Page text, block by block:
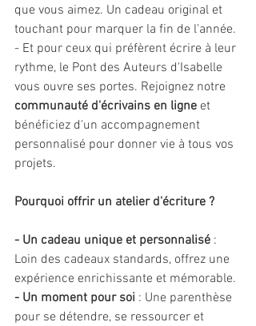
que vous aimez. Un cadeau original et
touchant pour marquer la fin de l'année.
- Et pour ceux qui préfèrent écrire à leur
rythme, le Pont des Auteurs d'Isabelle
vous ouvre ses portes. Rejoignez notre
communauté d'écrivains en ligne et
bénéficiez d'un accompagnement
personnalisé pour donner vie à tous vos
projets.
Pourquoi offrir un atelier d'écriture ?
- Un cadeau unique et personnalisé :
Loin des cadeaux standards, offrez une
expérience enrichissante et mémorable.
- Un moment pour soi : Une parenthèse
pour se détendre, se ressourcer et